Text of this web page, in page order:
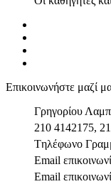
Επικοινωνήστε μαζί
Γρηγορίου
210 4142175,
Tηλέφωνο
Email
Email